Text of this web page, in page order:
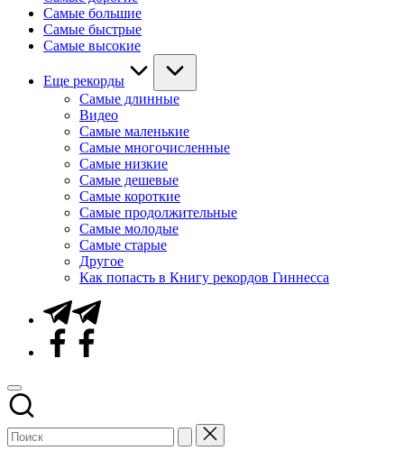
Самые большие
Самые быстрые
Самые высокие
Еще рекорды
Самые длинные
Видео
Самые маленькие
Самые многочисленные
Самые низкие
Самые дешевые
Самые короткие
Самые продолжительные
Самые молодые
Самые старые
Другое
Как попасть в Книгу рекордов Гиннесса
Telegram
Facebook